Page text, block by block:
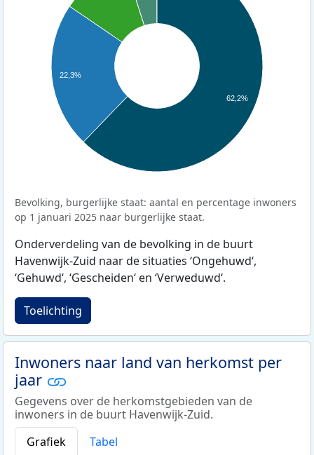
22,3%
62,2%
Bevolking, burgerlijke staat: aantal en percentage inwoners
op 1 januari 2025 naar burgerlijke staat.
Onderverdeling van de bevolking in de buurt
Havenwijk-Zuid naar de situaties ‘Ongehuwd‘,
‘Gehuwd‘, ‘Gescheiden‘ en ‘Verweduwd‘.
Toelichting
Inwoners naar land van herkomst per
jaar
Gegevens over de herkomstgebieden van de
inwoners in de buurt Havenwijk-Zuid.
Grafiek
Tabel